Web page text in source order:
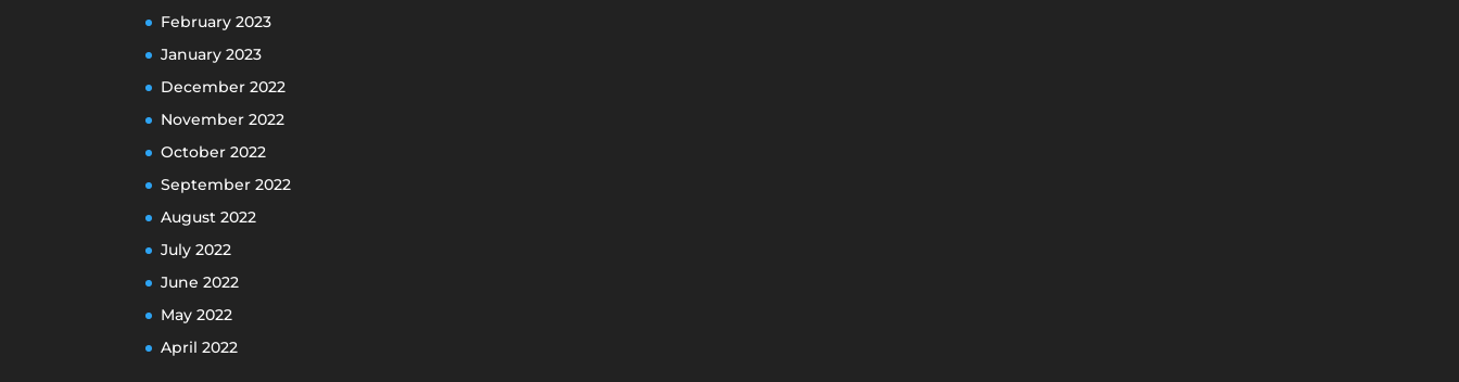
February 2023
January 2023
December 2022
November 2022
October 2022
September 2022
August 2022
July 2022
June 2022
May 2022
April 2022